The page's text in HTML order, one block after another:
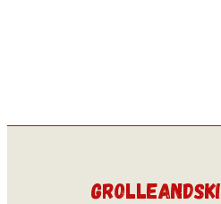
GROLLEANDSKI